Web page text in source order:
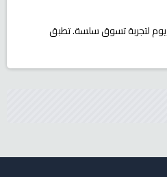
سياسة إرجاع لمدة 7 يوم لتجربة تسوق سلسة. تطبق